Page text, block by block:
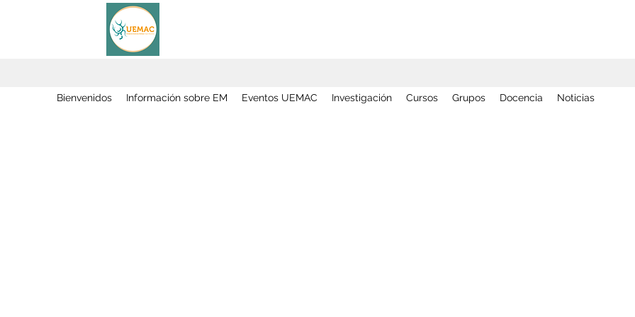
Bienvenidos Información sobre EM Eventos UEMAC Investigación Cursos Grupos Docencia Noticias